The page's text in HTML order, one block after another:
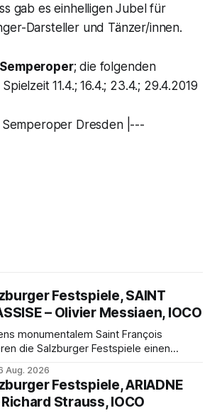
gab es einhelligen Jubel für
Darsteller und Tänzer/innen.
Semperoper; die folgenden
11.4.; 16.4.; 23.4.; 29.4.2019
Semperoper Dresden |---
Festspiele, SAINT
– Olivier Messiaen, IOCO
monumentalem Saint François
die Salzburger Festspiele einen
Maxime Pascal entfaltet
eindrucksvoll, Philippe Sly berührt als
Aug. 2026
Festspiele, ARIADNE
Richard Strauss, IOCO